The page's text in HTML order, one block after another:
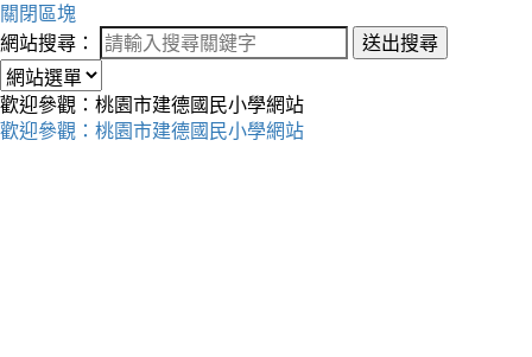
關閉區塊
網站搜尋：
送出搜尋
歡迎參觀：桃園市建德國民小學網站
歡迎參觀：桃園市建德國民小學網站